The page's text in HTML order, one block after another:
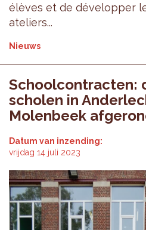
élèves et de développer
ateliers...
Nieuws
Schoolcontracten:
scholen in
Molenbeek
Datum van inzending:
vrijdag 14 juli 2023